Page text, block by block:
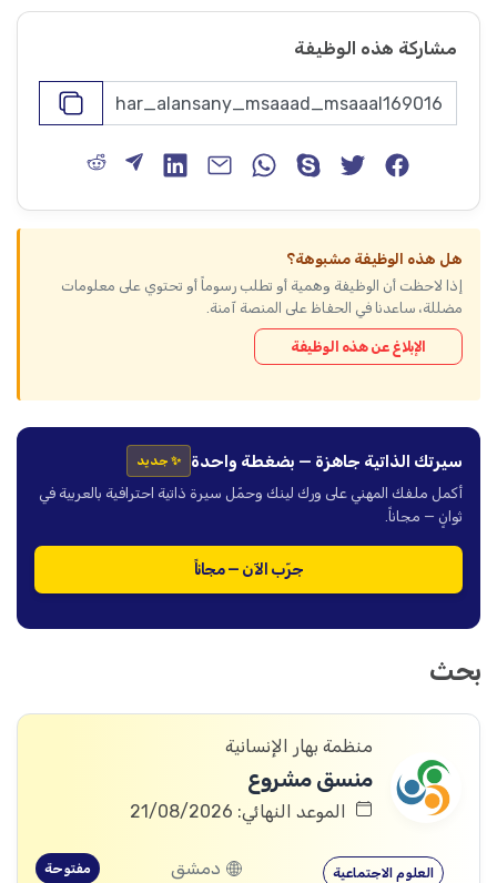
مشاركة هذه الوظيفة
هل هذه الوظيفة مشبوهة؟
إذا لاحظت أن الوظيفة وهمية أو تطلب رسوماً أو تحتوي على معلومات
مضللة، ساعدنا في الحفاظ على المنصة آمنة.
الإبلاغ عن هذه الوظيفة
سيرتك الذاتية جاهزة — بضغطة واحدة ✨ جديد
أكمل ملفك المهني على ورك لينك وحمّل سيرة ذاتية احترافية بالعربية في
ثوانٍ — مجاناً.
جرّب الآن — مجاناً
بحث
منظمة بهار الإنسانية
منسق مشروع
الموعد النهائي: 21/08/2026
العلوم الاجتماعية دمشق مفتوحة